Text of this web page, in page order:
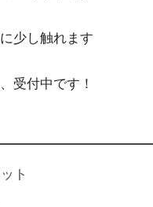
少し触れます
受付中です！
ト